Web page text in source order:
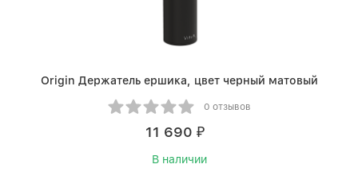
Origin Держатель ершика, цвет черный матовый
0 отзывов
11 690 ₽
В наличии